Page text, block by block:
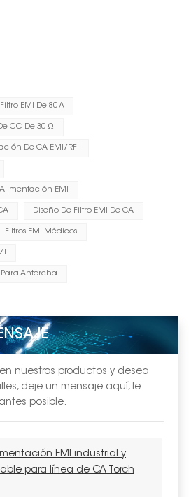
Filtro EMI De 80 A
CC De 30 Ω
De CA EMI/RFI
EMI
Diseño De Filtro EMI De CA
Filtros EMI Médicos
Antorcha
nuestros productos y desea
deje un mensaje aquí, le
posible.
EMI industrial y
para línea de CA Torch